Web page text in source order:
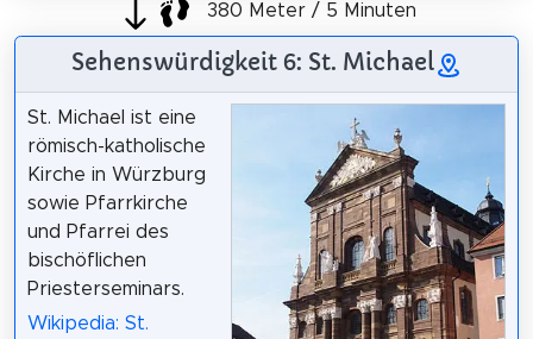
380 Meter / 5 Minuten
Sehenswürdigkeit 6: St. Michael
St. Michael ist eine
römisch-katholische
Kirche in Würzburg
sowie Pfarrkirche
und Pfarrei des
bischöflichen
Priesterseminars.
Wikipedia: St.